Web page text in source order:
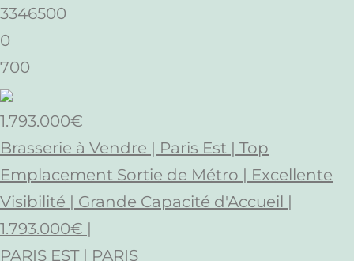
3346500
0
700
1.793.000€
Brasserie à Vendre | Paris Est | Top
Emplacement Sortie de Métro | Excellente
Visibilité | Grande Capacité d'Accueil |
1.793.000€ |
PARIS EST | PARIS